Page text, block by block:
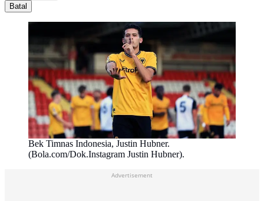
Batal
Bek Timnas Indonesia, Justin Hubner.
(Bola.com/Dok.Instagram Justin Hubner).
Advertisement